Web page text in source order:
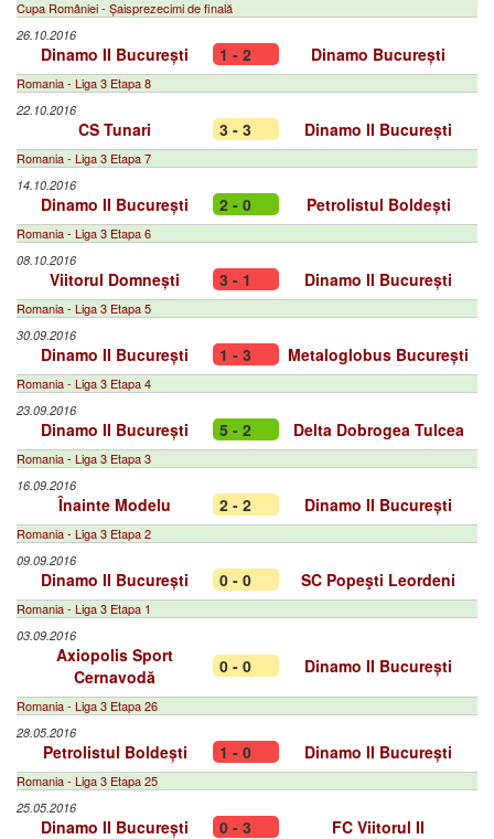
Cupa României - Șaisprezecimi de finală
26.10.2016
Dinamo II București 1 - 2 Dinamo București
Romania - Liga 3 Etapa 8
22.10.2016
CS Tunari 3 - 3 Dinamo II București
Romania - Liga 3 Etapa 7
14.10.2016
Dinamo II București 2 - 0 Petrolistul Boldești
Romania - Liga 3 Etapa 6
08.10.2016
Viitorul Domnești 3 - 1 Dinamo II București
Romania - Liga 3 Etapa 5
30.09.2016
Dinamo II București 1 - 3 Metaloglobus București
Romania - Liga 3 Etapa 4
23.09.2016
Dinamo II București 5 - 2 Delta Dobrogea Tulcea
Romania - Liga 3 Etapa 3
16.09.2016
Înainte Modelu 2 - 2 Dinamo II București
Romania - Liga 3 Etapa 2
09.09.2016
Dinamo II București 0 - 0 SC Popeşti Leordeni
Romania - Liga 3 Etapa 1
03.09.2016
Axiopolis Sport
Cernavodă
0 - 0 Dinamo II București
Romania - Liga 3 Etapa 26
28.05.2016
Petrolistul Boldești 1 - 0 Dinamo II București
Romania - Liga 3 Etapa 25
25.05.2016
Dinamo II București 0 - 3 FC Viitorul II